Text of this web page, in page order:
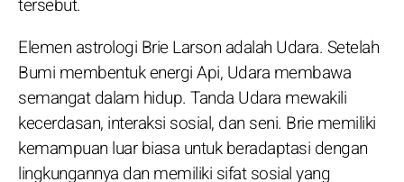
Elemen astrologi Brie Larson adalah Udara. Setelah
Bumi membentuk energi Api, Udara membawa
semangat dalam hidup. Tanda Udara mewakili
kecerdasan, interaksi sosial, dan seni. Brie memiliki
kemampuan luar biasa untuk beradaptasi dengan
lingkungannya dan memiliki sifat sosial yang